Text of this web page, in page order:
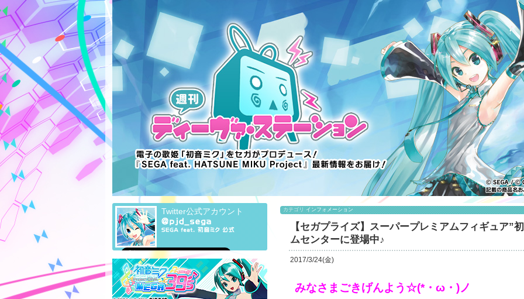
カテゴリ インフォメーション
【セガプライズ】スーパープレミアムフィギュア”
ムセンターに登場中♪
2017/3/24(金)
みなさまごきげんよう☆(*・ω・)ノ
Twitter公式アカウント